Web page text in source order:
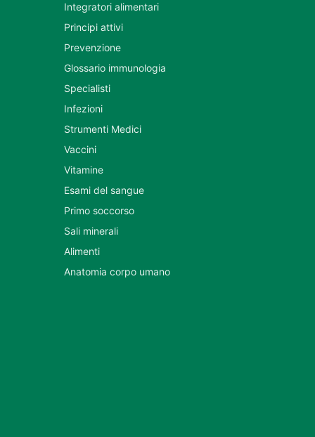
Integratori alimentari
Principi attivi
Prevenzione
Glossario immunologia
Specialisti
Infezioni
Strumenti Medici
Vaccini
Vitamine
Esami del sangue
Primo soccorso
Sali minerali
Alimenti
Anatomia corpo umano